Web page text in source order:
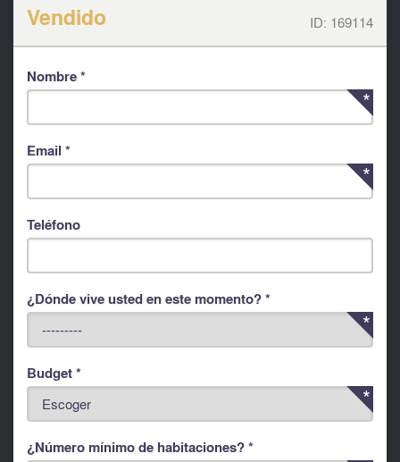
Vendido ID: 169114
Nombre *
Email *
Teléfono
¿Dónde vive usted en este momento? *
Budget *
¿Número mínimo de habitaciones? *